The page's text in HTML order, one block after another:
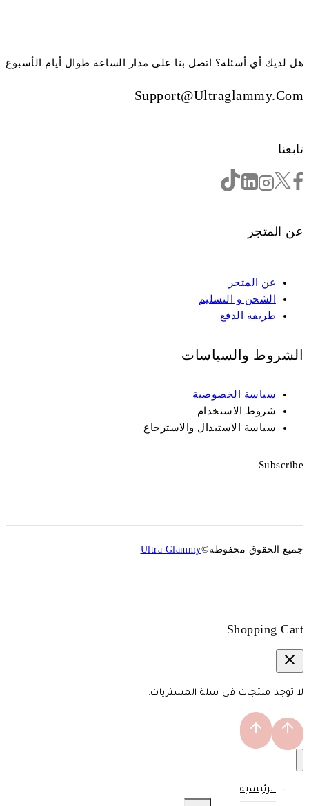
هل لديك أي أسئلة؟ اتصل بنا على مدار الساعة طوال أيام الأسبوع
Support@ultraglammy.com
تابعنا
عن المتجر
عن المتجر
الشحن و التسليم
طريقة الدفع
الشروط والسياسات
سياسة الخصوصية
شروط الاستخدام
سياسة الاستبدال والاسترجاع
Subscribe
جميع الحقوق محفوظة©Ultra Glammy
Shopping Cart
لا توجد منتجات في سلة المشتريات.
الرئيسية